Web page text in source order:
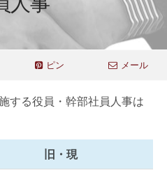
ピン メール
する役員・幹部社員人事は
旧・現